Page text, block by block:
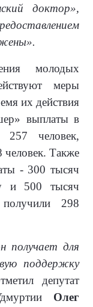
доктор»,
молодых
меры
их действия
выплаты в
человек,
Также
- 300 тысяч
и 500 тысяч
298
получает для
поддержку
депутат
Олег